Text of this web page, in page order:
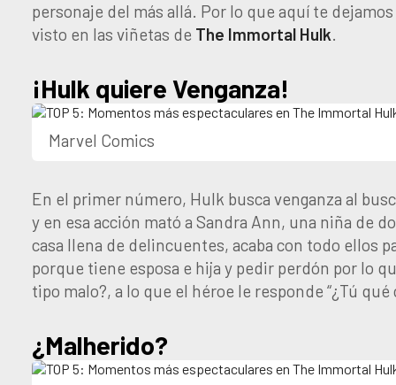
personaje del más allá. Por lo que aquí te
visto en las viñetas de The Immortal Hulk.
¡Hulk quiere Venganza!
Marvel Comics
En el primer número, Hulk busca venganza al
y en esa acción mató a Sandra Ann, una niña de
casa llena de delincuentes, acaba con todo ellos
porque tiene esposa e hija y pedir perdón por lo
tipo malo?, a lo que el héroe le responde “¿Tú qué
¿Malherido?